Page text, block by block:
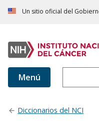
Un sitio oficial del
Menú
Diccionarios del NCI